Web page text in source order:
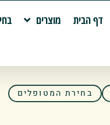
דף הבית מוצרים
בחירת המטופלים